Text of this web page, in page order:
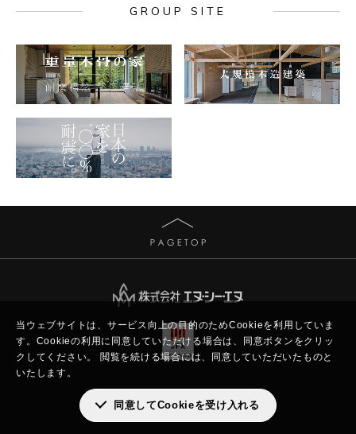
当ウェブサイトは、サービス向上の目的のためCookieを利用していま
す。 Cookieの利用に同意していただける場合は、同意ボタンをクリッ
クしてください。
閲覧を続ける場合には、同意していただいたものと
いたします。
同意してCookieを受け入れる
GROUP SITE
Copyright © New Constructor's Network.
All rights reserved.